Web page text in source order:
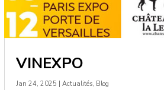
VINEXPO
Jan 24, 2025 | Actualités, Blog